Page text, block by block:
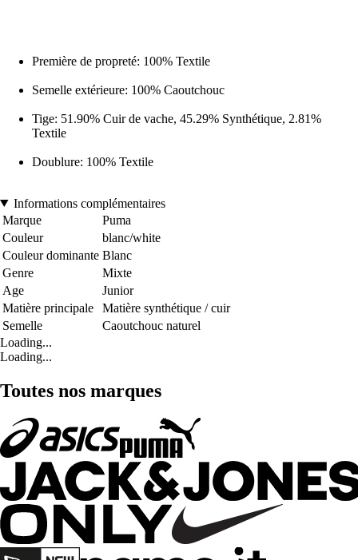
Première de propreté: 100% Textile
Semelle extérieure: 100% Caoutchouc
Tige: 51.90% Cuir de vache, 45.29% Synthétique, 2.81%
Textile
Doublure: 100% Textile
Informations complémentaires
Marque
Puma
Couleur
blanc/white
Couleur dominante Blanc
Genre
Mixte
Age
Junior
Matière principale
Matière synthétique / cuir
Semelle
Caoutchouc naturel
Loading...
Loading...
Toutes nos marques